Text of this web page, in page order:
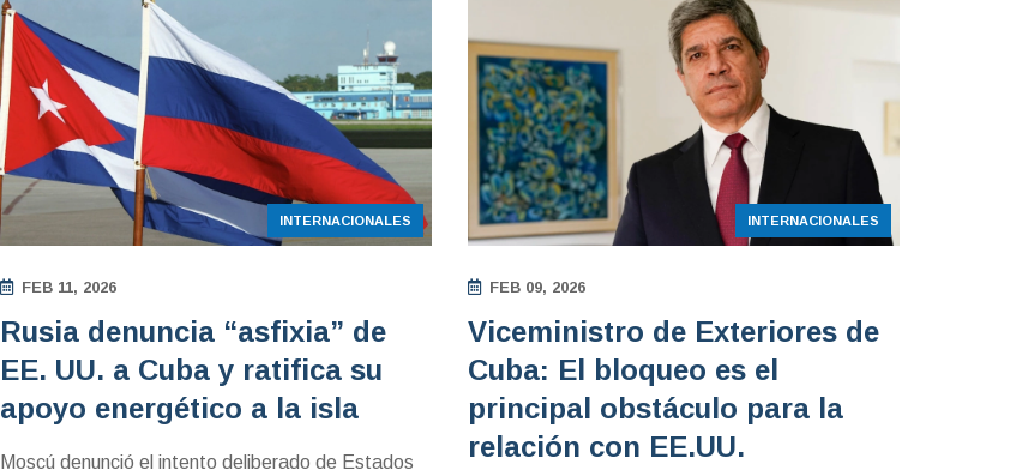
INTERNACIONALES
FEB 11, 2026
Rusia denuncia “asfixia” de
EE. UU. a Cuba y ratifica su
apoyo energético a la isla
Moscú denunció el intento deliberado de Estados
INTERNACIONALES
FEB 09, 2026
Viceministro de Exteriores de
Cuba: El bloqueo es el
principal obstáculo para la
relación con EE.UU.